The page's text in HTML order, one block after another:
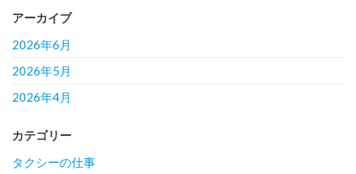
アーカイブ
2026年6月
2026年5月
2026年4月
カテゴリー
タクシーの仕事